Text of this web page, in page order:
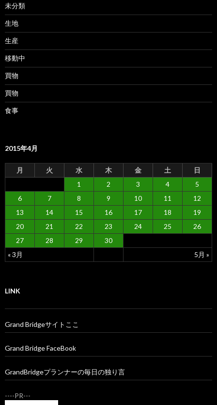
未分類
生地
生産
移動中
買物
買物
食事
2015年4月
月 火 水 木 金 土 日
« 3月 5月 »
1 2 3 4
5
6
7 8 9 10 11
12
13
14 15 16 17 18
19
20
21 22 23 24 25
26
27
28 29 30
LINK
Grand Bridgeサイトここ
Grand Bridge FaceBook
GrandBridgeプランナーの毎日の独り言
----PR---